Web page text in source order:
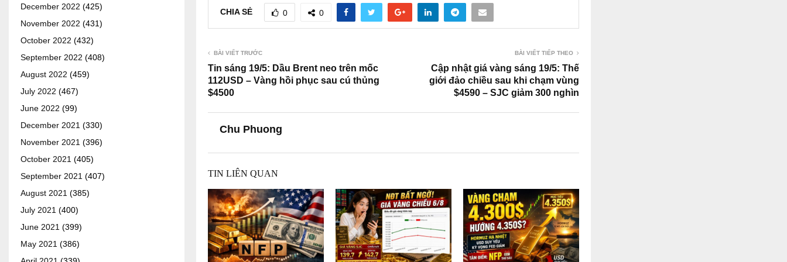
CHIA SẺ 0 0
BÀI VIẾT TRƯỚC
Tin sáng 19/5: Dầu Brent neo trên mốc
112USD – Vàng hồi phục sau cú thủng
$4500
BÀI VIẾT TIẾP THEO
Cập nhật giá vàng sáng 19/5: Thế
giới đảo chiều sau khi chạm vùng
$4590 – SJC giảm 300 nghìn
Chu Phuong
TIN LIÊN QUAN
December 2022 (425)
November 2022 (431)
October 2022 (432)
September 2022 (408)
August 2022 (459)
July 2022 (467)
June 2022 (99)
December 2021 (330)
November 2021 (396)
October 2021 (405)
September 2021 (407)
August 2021 (385)
July 2021 (400)
June 2021 (399)
May 2021 (386)